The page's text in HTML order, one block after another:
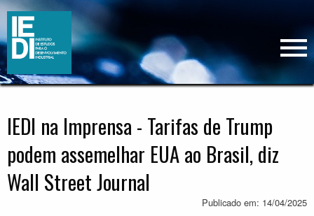
IEDI na Imprensa - Tarifas de Trump
podem assemelhar EUA ao Brasil, diz
Wall Street Journal
Publicado em: 14/04/2025